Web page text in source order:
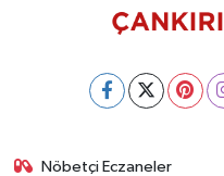
Nöbetçi Eczaneler